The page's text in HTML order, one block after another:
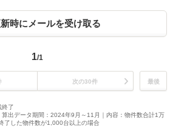
時にメールを受け取る
1/1
次の30件 最後
了
出データ期間：2024年9月～11月｜内容：物件数合計1万
了した物件数が1,000台以上の場合